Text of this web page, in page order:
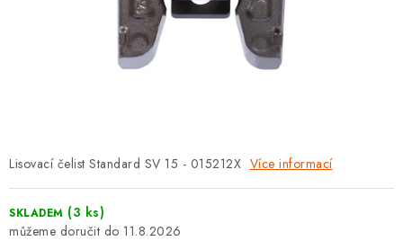
🎁 ODMĚNY ZA BODY
OBCHODNÍ PODMÍNKY
Lisovací čelist Standard SV 15 - 015212X Více informací
SKLADEM (3 ks)
11.8.2026